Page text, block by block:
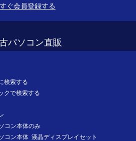
ぐ会員登録する
パソコン直販
検索する
クで検索する
コン本体のみ
コン本体 液晶ディスプレイセット